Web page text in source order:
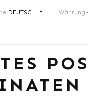
DEUTSCH Währung